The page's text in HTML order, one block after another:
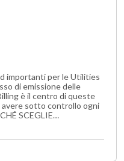
importanti per le Utilities
di emissione delle
è il centro di queste
sotto controllo ogni
SCEGLIE…